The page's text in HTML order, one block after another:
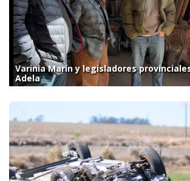
Varinia Marín y legisladores
Adela